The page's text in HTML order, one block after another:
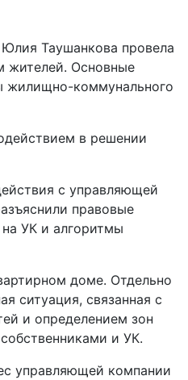
Таушанкова провела
жителей. Основные
жилищно-коммунального
в решении
с управляющей
правовые
УК и алгоритмы
доме. Отдельно
ситуация, связанная с
и определением зон
и УК.
управляющей компании